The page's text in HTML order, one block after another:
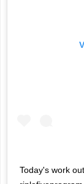
Today's work